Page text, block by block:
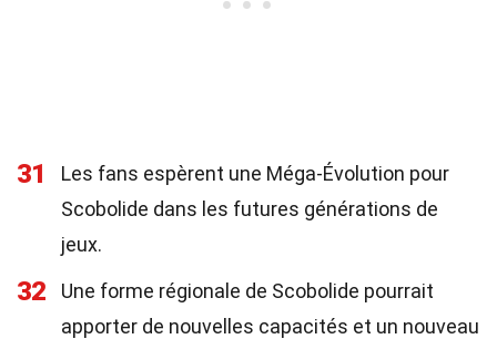
31
Les fans espèrent une Méga-Évolution pour
Scobolide dans les futures générations de
jeux.
32
Une forme régionale de Scobolide pourrait
apporter de nouvelles capacités et un nouveau